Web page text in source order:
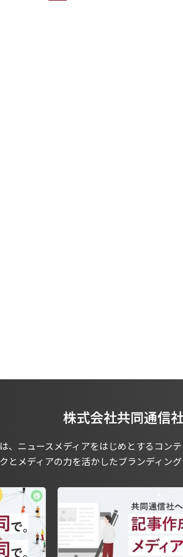
株式会社共同通信
、ニュースメディアをはじめとするコン
とメディアの力を活かしたブランディン